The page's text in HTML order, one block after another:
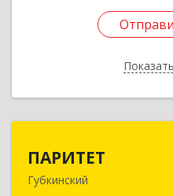
ПАРИТЕТ
Губкинский
629830, Ямало-